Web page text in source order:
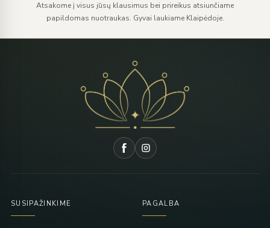
Atsakome į visus jūsų klausimus bei prireikus atsiunčiame
papildomas nuotraukas. Gyvai laukiame Klaipėdoje.
SUSIPAŽINKIME PAGALBA